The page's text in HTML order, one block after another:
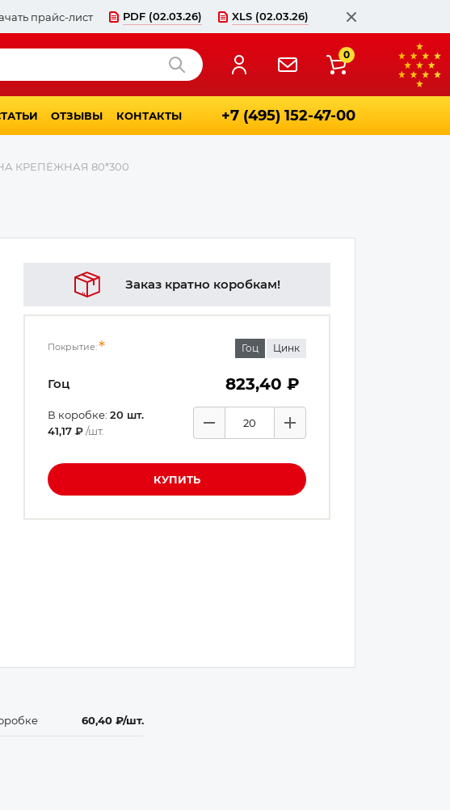
прайс-лист PDF (02.03.26) XLS (02.03.26) Закрыть
Найти
0
ОТЗЫВЫ КОНТАКТЫ +7 (495) 152-47-00
КРЕПЁЖНАЯ 80*300
Заказ кратно коробкам!
Покрытие: Гоц Цинк
Гоц 823,40 ₽
В коробке: 20 шт.
41,17 ₽/шт. Количество товаров
Минус Плюс
КУПИТЬ
60,40 ₽/шт.